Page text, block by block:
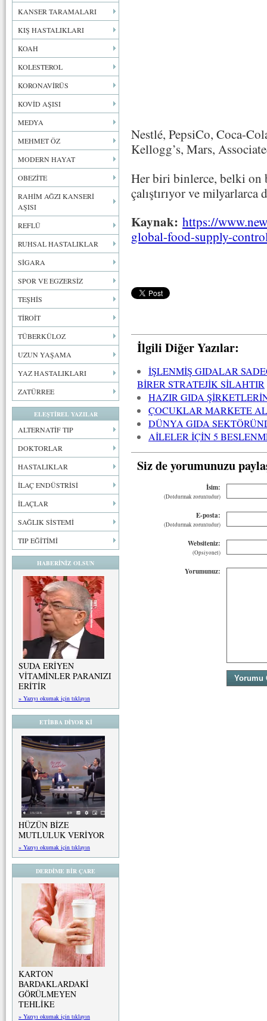
KANSER TARAMALARI
KIŞ HASTALIKLARI
KOAH
KOLESTEROL
KORONAVİRÜS
KOVİD AŞISI
MEDYA
MEHMET ÖZ
MODERN HAYAT
OBEZİTE
RAHİM AĞZI KANSERİ
AŞISI
REFLÜ
RUHSAL HASTALIKLAR
SİGARA
SPOR VE EGZERSİZ
TEŞHİS
TİROİT
TÜBERKÜLOZ
UZUN YAŞAMA
YAZ HASTALIKLARI
ZATÜRREE
ELEŞTİREL YAZILAR
ALTERNATİF TIP
DOKTORLAR
HASTALIKLAR
İLAÇ ENDÜSTRİSİ
İLAÇLAR
SAĞLIK SİSTEMİ
TIP EĞİTİMİ
HABERİNİZ OLSUN
SUDA ERİYEN
VİTAMİNLER PARANIZI
ERİTİR
» Yazıyı okumak için tıklayın
ETİBBA DİYOR Kİ
HÜZÜN BİZE
MUTLULUK VERİYOR
» Yazıyı okumak için tıklayın
DERDİME BİR ÇARE
KARTON
BARDAKLARDAKİ
GÖRÜLMEYEN
TEHLİKE
» Yazıyı okumak için tıklayın
Nestlé, PepsiCo, Coca-
Kellogg’s, Mars,
Her biri binlerce, belki on
çalıştırıyor ve milyarlarca
Kaynak: https://
global-food-supply-
İlgili Diğer Yazılar:
İŞLENMİŞ GIDALAR
BİRER STRATEJİK SİLAHTIR
HAZIR GIDA
ÇOCUKLAR MARKETE
DÜNYA GIDA
AİLELER İÇİN 5
Siz de yorumunuzu
İsim:
(Doldurmak zorunludur)
E-posta:
(Doldurmak zorunludur)
Websiteniz:
(Opsiyonel)
Yorumunuz: